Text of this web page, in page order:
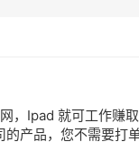
，Ipad 就可工作赚
产品，您不需要打